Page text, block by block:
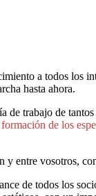
a todos los
hasta ahora.
trabajo de
formación de los
y entre vosotros,
de todos los